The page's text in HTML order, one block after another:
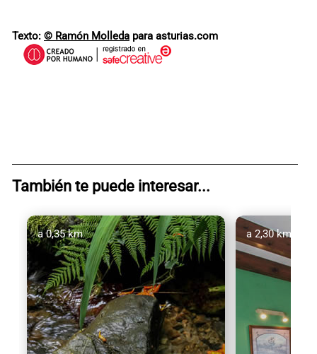
Texto: © Ramón Molleda para asturias.com
También te puede interesar...
a 0,35 km a 2,30 km